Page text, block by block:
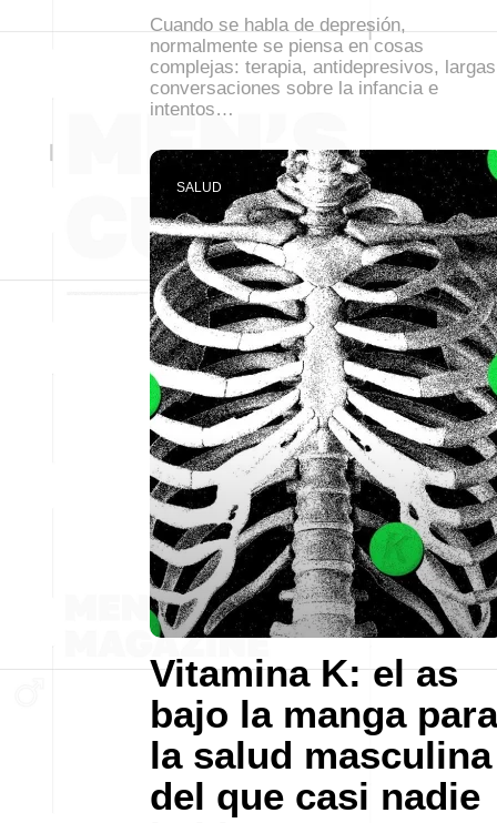
Cuando se habla de depresión,
normalmente se piensa en cosas
complejas: terapia, antidepresivos, largas
conversaciones sobre la infancia e
intentos…
Vitamina K: el as
bajo la manga para
la salud masculina
del que casi nadie
SALUD